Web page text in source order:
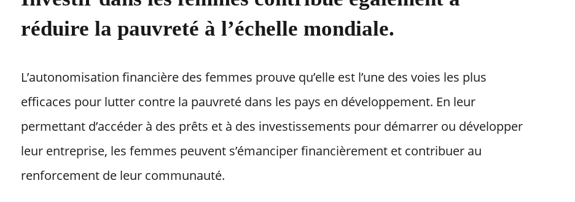
réduire la pauvreté à l’échelle mondiale.
L’autonomisation financière des femmes prouve qu’elle est l’une des voies les plus
efficaces pour lutter contre la pauvreté dans les pays en développement. En leur
permettant d’accéder à des prêts et à des investissements pour démarrer ou développer
leur entreprise, les femmes peuvent s’émanciper financièrement et contribuer au
renforcement de leur communauté.